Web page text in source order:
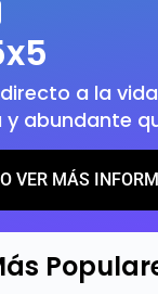
a la
y abundante
VER MÁS